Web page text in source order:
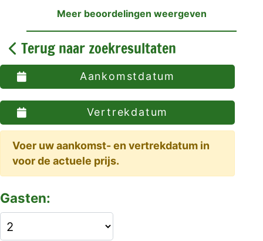
Meer beoordelingen weergeven
Terug naar zoekresultaten
Aankomstdatum
Vertrekdatum
Voer uw aankomst- en vertrekdatum in
voor de actuele prijs.
Gasten: